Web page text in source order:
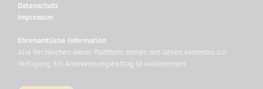
Datenschutz
Impressum
Ehrenamtliche Information
Alle Recherchen dieser Plattform stehen seit Jahren kostenlos zur
Verfügung. Ein Anerkennungsbeitrag ist willkommen.